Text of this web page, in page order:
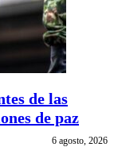
de las
de paz
6 agosto, 2026